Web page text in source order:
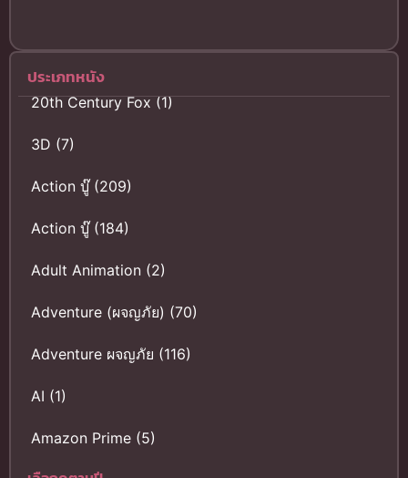
ประเภทหนัง
20th Century Fox(1)
3D (7)
Action บู๊(209)
Action บู๊(184)
Adult Animation (2)
Adventure (ผจญภัย) (70)
Adventure ผจญภัย (116)
AI (1)
Amazon Prime (5)